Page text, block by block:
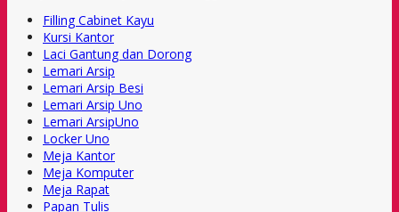
Filling Cabinet Kayu
Kursi Kantor
Laci Gantung dan Dorong
Lemari Arsip
Lemari Arsip Besi
Lemari Arsip Uno
Lemari ArsipUno
Locker Uno
Meja Kantor
Meja Komputer
Meja Rapat
Papan Tulis